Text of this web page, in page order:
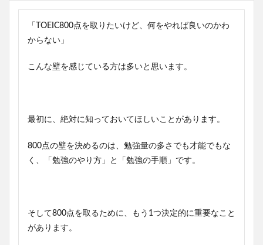
「TOEIC800点を取りたいけど、何をやれば良いのかわ
からない」
こんな壁を感じている方は多いと思います。
最初に、絶対に知っておいてほしいことがあります。
800点の壁を決めるのは、勉強量の多さでも才能でもな
く、「勉強のやり方」と「勉強の手順」です。
そして800点を取るために、もう1つ決定的に重要なこと
があります。